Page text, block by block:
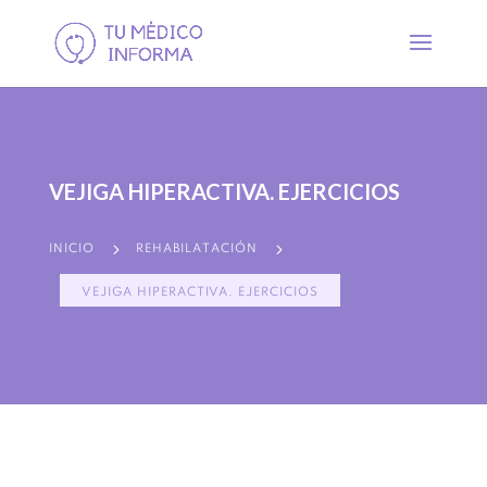
VEJIGA HIPERACTIVA. EJERCICIOS
INICIO 5 REHABILATACIÓN 5
VEJIGA HIPERACTIVA. EJERCICIOS